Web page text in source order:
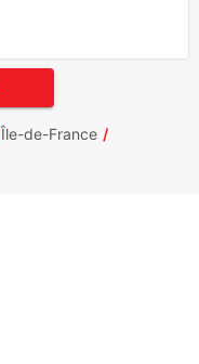
Île-de-France